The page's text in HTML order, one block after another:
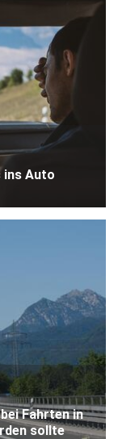
ins Auto
Fahrten in
sollte